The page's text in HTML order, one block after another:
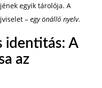
egyik tárolója. A
– egy önálló nyelv.
identitás: A
az